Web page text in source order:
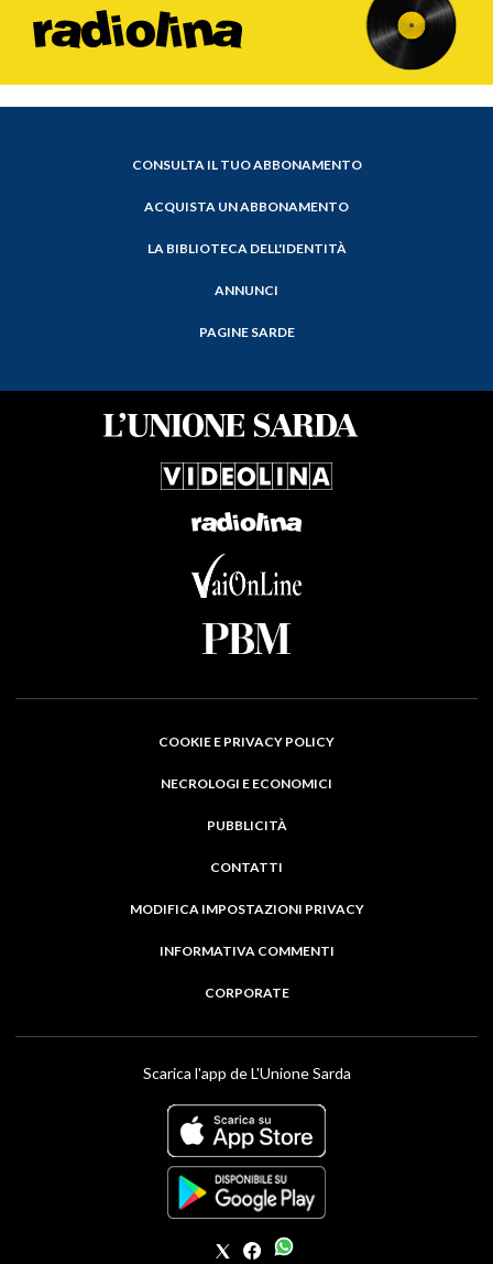
CONSULTA IL TUO ABBONAMENTO
ACQUISTA UN ABBONAMENTO
LA BIBLIOTECA DELL'IDENTITÀ
ANNUNCI
PAGINE SARDE
COOKIE E PRIVACY POLICY
NECROLOGI E ECONOMICI
PUBBLICITÀ
CONTATTI
MODIFICA IMPOSTAZIONI PRIVACY
INFORMATIVA COMMENTI
CORPORATE
Scarica l'app de L'Unione Sarda